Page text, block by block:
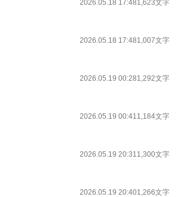
2026.05.18 17:481,623文字
2026.05.18 17:481,007文字
2026.05.19 00:281,292文字
2026.05.19 00:411,184文字
2026.05.19 20:311,300文字
2026.05.19 20:401,266文字